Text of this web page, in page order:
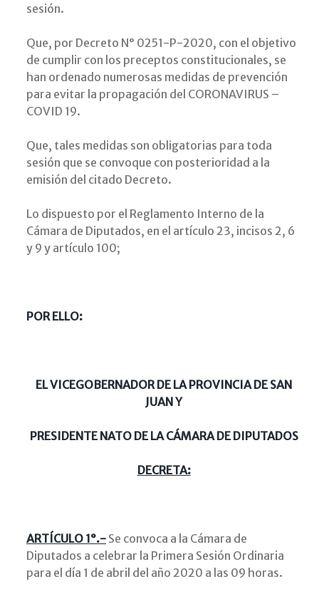
sesión.
Que, por Decreto N° 0251-P-2020, con el objetivo
de cumplir con los preceptos constitucionales, se
han ordenado numerosas medidas de prevención
para evitar la propagación del CORONAVIRUS –
COVID 19.
Que, tales medidas son obligatorias para toda
sesión que se convoque con posterioridad a la
emisión del citado Decreto.
Lo dispuesto por el Reglamento Interno de la
Cámara de Diputados, en el artículo 23, incisos 2, 6
y 9 y artículo 100;
POR ELLO:
EL VICEGOBERNADOR DE LA PROVINCIA DE SAN
JUAN Y
PRESIDENTE NATO DE LA CÁMARA DE DIPUTADOS
DECRETA:
ARTÍCULO 1°.- Se convoca a la Cámara de
Diputados a celebrar la Primera Sesión Ordinaria
para el día 1 de abril del año 2020 a las 09 horas.